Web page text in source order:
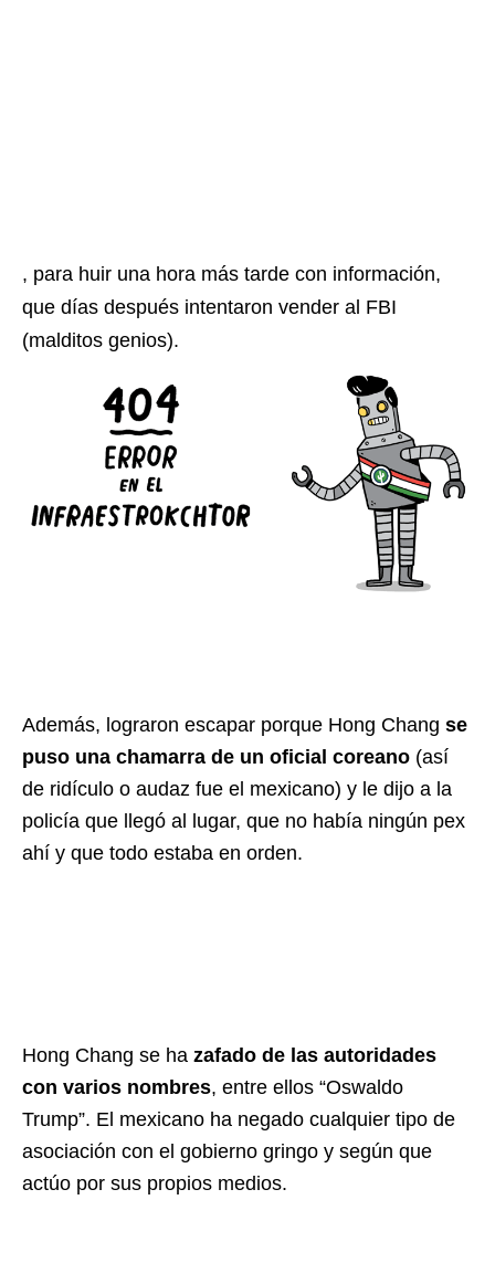
, para huir una hora más tarde con información,
que días después intentaron vender al FBI
(malditos genios).
Además, lograron escapar porque Hong Chang se
puso una chamarra de un oficial coreano (así
de ridículo o audaz fue el mexicano) y le dijo a la
policía que llegó al lugar, que no había ningún pex
ahí y que todo estaba en orden.
Hong Chang se ha zafado de las autoridades
con varios nombres, entre ellos “Oswaldo
Trump”. El mexicano ha negado cualquier tipo de
asociación con el gobierno gringo y según que
actúo por sus propios medios.